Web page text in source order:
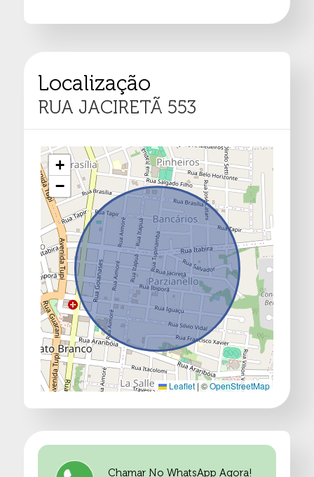
Localização
RUA JACIRETÃ 553
+
−
Leaflet | ©OpenStreetMap
Chamar No WhatsApp Agora!